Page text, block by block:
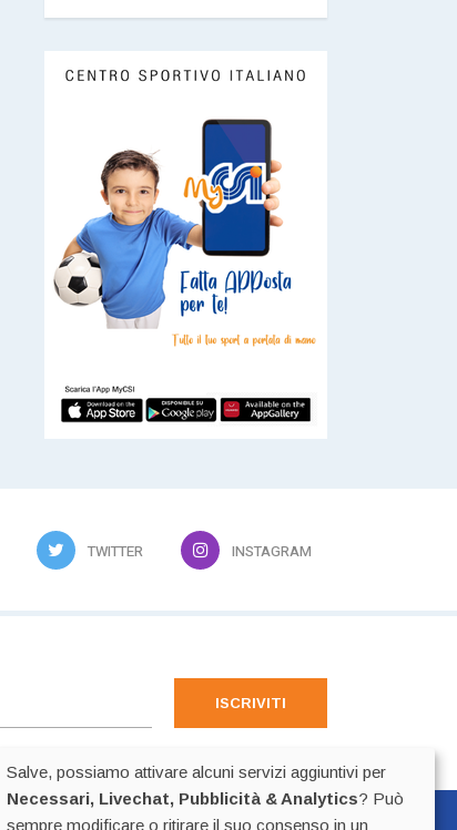
TWITTER INSTAGRAM
ISCRIVITI
Salve, possiamo attivare alcuni servizi aggiuntivi per
Necessari, Livechat, Pubblicità & Analytics? Può
sempre modificare o ritirare il suo consenso in un